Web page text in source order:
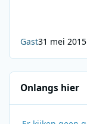
Gast31 mei 2015
Onlangs hier